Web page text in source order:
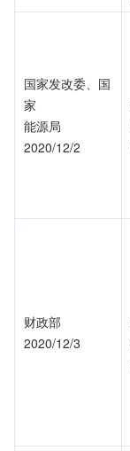
国家发改委、国
家
能源局
2020/12/2
财政部
2020/12/3